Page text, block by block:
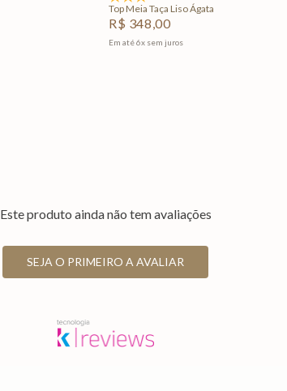
Top Meia Taça Liso Ágata
R$ 348,00
Em até6x sem juros
Este produto ainda não tem avaliações
SEJA O PRIMEIRO A AVALIAR